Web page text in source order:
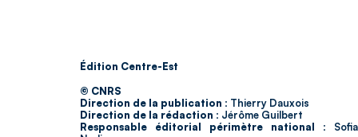
Édition Centre-Est
© CNRS
Direction de la publication : Thierry Dauxois
Direction de la rédaction : Jérôme Guilbert
Responsable éditorial périmètre national : Sofia